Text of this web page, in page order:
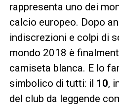
rappresenta uno dei
calcio europeo. Dopo
indiscrezioni e colpi di
mondo 2018 è
camiseta blanca. E lo
simbolico di tutti: il 10,
del club da leggende